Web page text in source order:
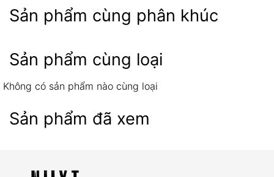
Niixt Parfums
chính hãng 100%
07 ngày
trong quá trình vận chuyển.
Sản phẩm cùng phân khúc
Sản phẩm cùng loại
Không có sản phẩm nào cùng loại
Sản phẩm đã xem